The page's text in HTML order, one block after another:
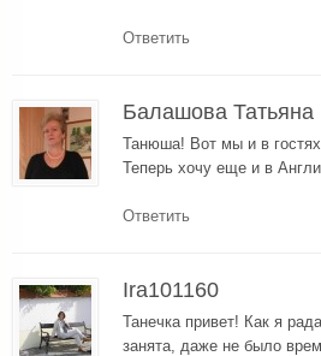
Ответить
Балашова Татьяна
Танюша! Вот мы и в
Теперь хочу еще и в
Ответить
Ira101160
Танечка привет! Как я
занята, даже не было